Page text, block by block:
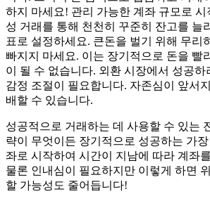
하지 마세요! 관리 가능한 계좌 규모로 시
성 거래를 통해 천천히 꾸준히 잔고를 늘
표로 설정하세요. 큰돈을 벌기 위해 무리
빠지지 마세요. 이는 장기적으로 돈을 빨
이 될 수 없습니다. 외환 시장에서 성공하
감정 조절이 필요합니다. 자존심이 앞서
배할 수 있습니다.
성공적으로 거래하는 데 사용할 수 있는
략이 무엇이든 장기적으로 성공하는 가
좌로 시작하여 시간이 지남에 따라 계좌
물론 인내심이 필요하지만 이렇게 하면
할 가능성도 줄어듭니다!